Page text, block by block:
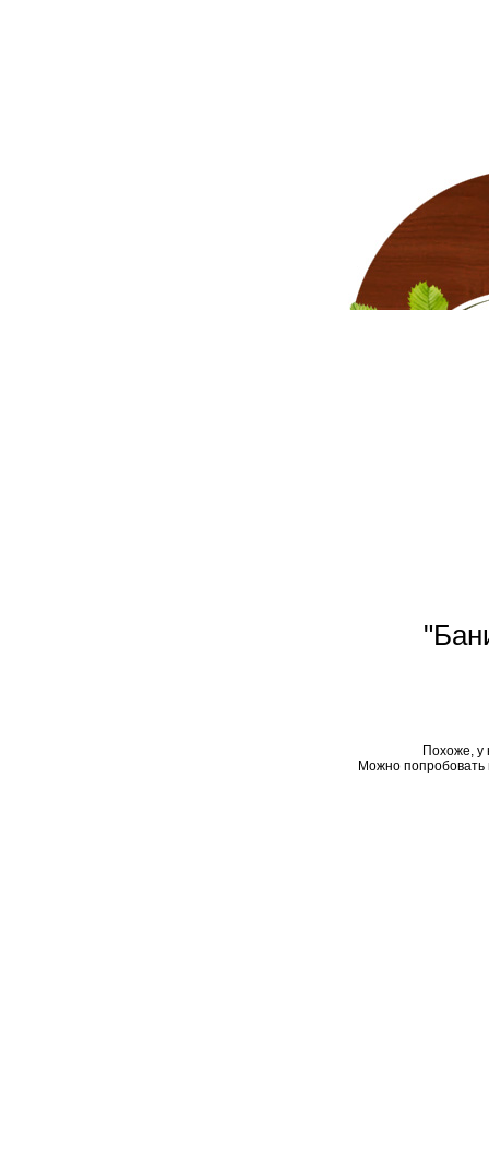
Похоже, у
Можно попробовать